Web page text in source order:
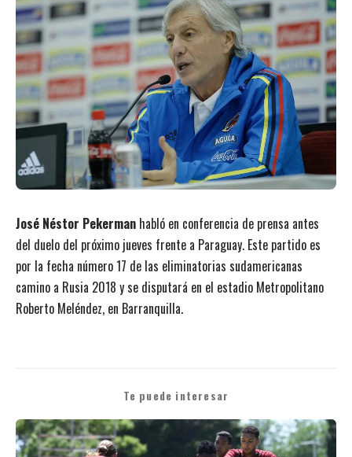
José Néstor Pekerman habló en conferencia de prensa antes
del duelo del próximo jueves frente a Paraguay. Este partido es
por la fecha número 17 de las eliminatorias sudamericanas
camino a Rusia 2018 y se disputará en el estadio Metropolitano
Roberto Meléndez, en Barranquilla.
Te puede interesar